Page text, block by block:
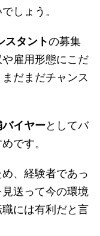
しょう。
スタントの募集
雇用形態にこだ
だまだチャンス
バイヤーとしてバ
です。
、経験者であっ
送って今の環境
には有利だと言